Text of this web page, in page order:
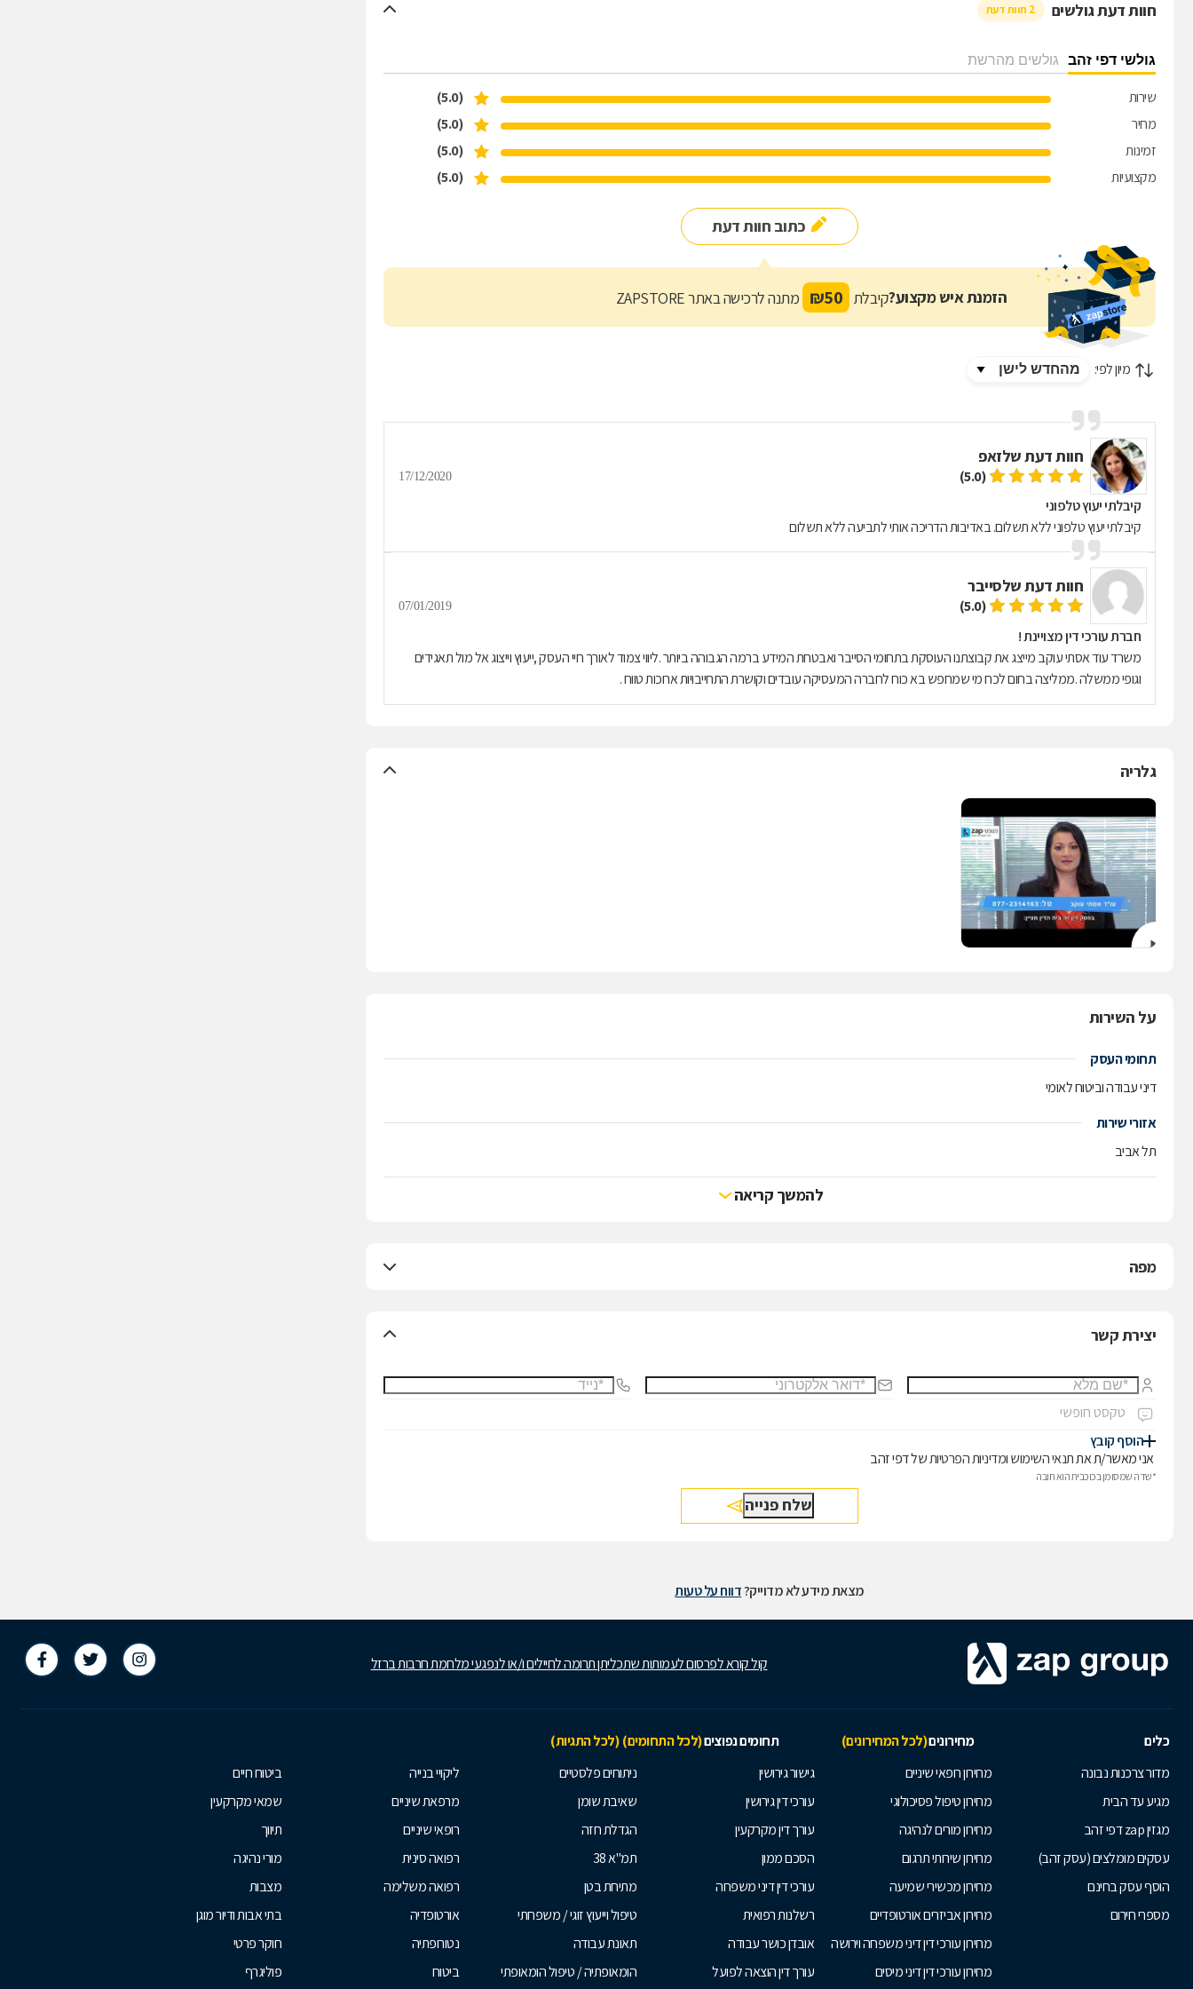
חוות דעת גולשים 2 חוות דעת
גולשי דפי זהב גולשים מהרשת
שירות
(5.0)
מחיר
(5.0)
זמינות
(5.0)
מקצועיות
(5.0)
כתוב חוות דעת
הזמנת איש מקצוע?קיבלת 50
₪ מתנה לרכישה באתר ZAPSTORE
מיון לפי:
חוות דעת שלזאפ
(5.0)
17/12/2020
קיבלתי יעוץ טלפוני
קיבלתי יעוץ טלפוני ללא תשלום. באדיבות הדריכה אותי לתביעה ללא תשלום
חוות דעת שלסייבר
(5.0)
07/01/2019
חברת עורכי דין מצויינת !
משרד עוד אסתי עוקב מייצג את קבוצתנו העוסקת בתחומי הסייבר ואבטחת המידע ברמה הגבוהה ביותר .ליווי צמוד לאורך חיי העסק ,ייעוץ וייצוג אל מול תאגידים
וגופי ממשלה .ממליצה בחום לכח מי שמחפש בא כוח לחברה המעסיקה עובדים וקושרת התחייבויות ארוכות טווח .
גלריה
על השירות
תחומי העסק
דיני עבודה וביטוח לאומי
אזורי שירות
תל אביב
להמשך קריאה
מפה
יצירת קשר
הוסף קובץ
אני מאשר/ת אתתנאי השימושומדיניות הפרטיותשל דפי זהב
*שדה שמסומן בכוכבית הוא חובה
מצאת מידע לא מדוייק?דווח על טעות
קול קורא לפרסום לעמותות שתכליתן תרומה לחיילים ו/או לנפגעי מלחמת חרבות ברזל
כלים מחירונים(לכל המחירונים) תחומים נפוצים(לכל התחומים) (לכל התגיות)
מדור צרכנות נבונה
מגיע עד הבית
מגזין zap דפי זהב
עסקים מומלצים (עסק זהב)
הוסף עסק בחינם
מספרי חירום
מחירון רופאי שיניים
מחירון טיפול פסיכולוגי
מחירון מורים לנהיגה
מחירון שירותי תרגום
מחירון מכשירי שמיעה
מחירון אביזרים אורטופדיים
מחירון עורכי דין דיני משפחה וירושה
מחירון עורכי דין דיני מיסים
גישור גירושין
עורכי דין גירושין
עורך דין מקרקעין
הסכם ממון
עורכי דין דיני משפחה
רשלנות רפואית
אובדן כושר עבודה
עורך דין הוצאה לפועל
ניתוחים פלסטיים
שאיבת שומן
הגדלת חזה
תמ"א 38
מתיחת בטן
טיפול וייעוץ זוגי / משפחתי
תאונת עבודה
הומאופתיה / טיפול הומאופתי
ליקויי בנייה
מרפאת שיניים
רופאי שיניים
רפואה סינית
רפואה משלימה
אורטופדיה
נטורופתיה
ביטוח
ביטוח חיים
שמאי מקרקעין
תיווך
מורי נהיגה
מצבות
בתי אבות ודיור מוגן
חוקר פרטי
פוליגרף